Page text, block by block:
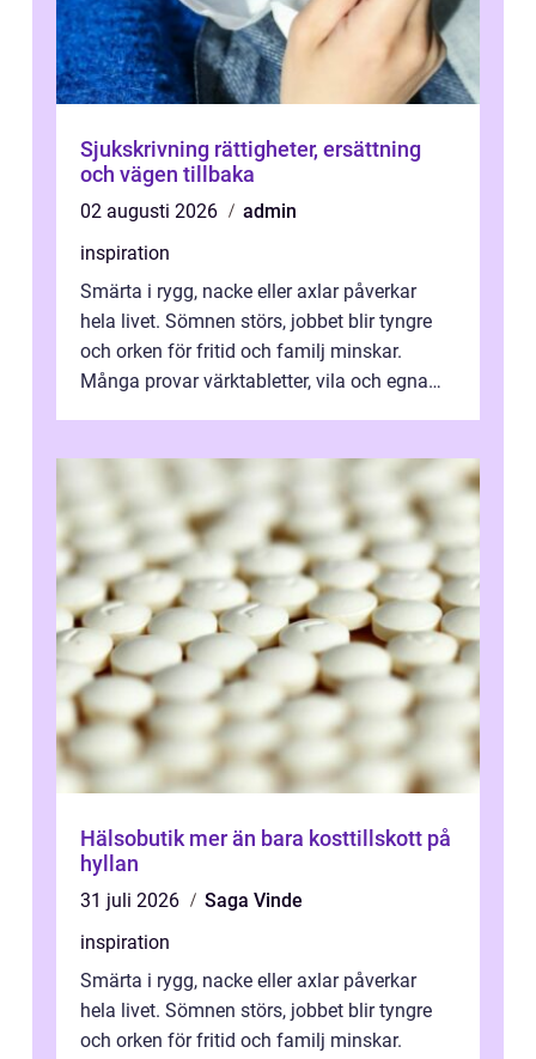
Sjukskrivning rättigheter, ersättning
och vägen tillbaka
02 augusti 2026
admin
inspiration
Smärta i rygg, nacke eller axlar påverkar
hela livet. Sömnen störs, jobbet blir tyngre
och orken för fritid och familj minskar.
Många provar värktabletter, vila och egna
Hälsobutik mer än bara kosttillskott på
hyllan
31 juli 2026
Saga Vinde
inspiration
Smärta i rygg, nacke eller axlar påverkar
hela livet. Sömnen störs, jobbet blir tyngre
och orken för fritid och familj minskar.